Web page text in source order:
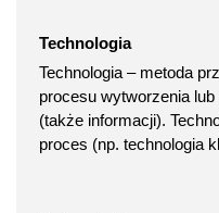
Technologia
Technologia – metoda
procesu wytworzenia
(także informacji).
proces (np. technologia